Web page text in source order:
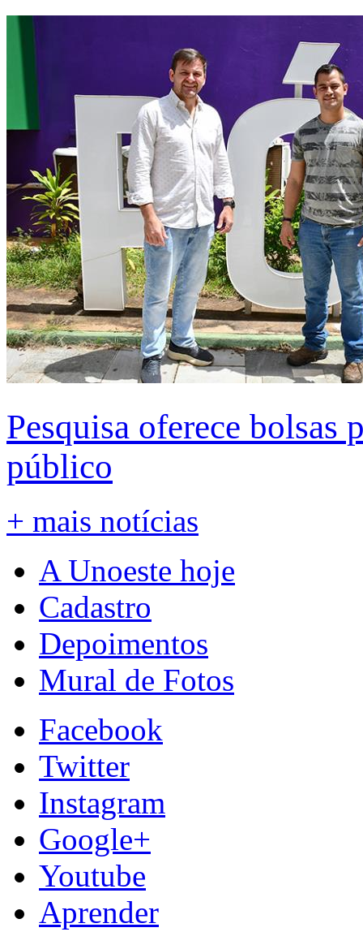
Pesquisa oferece bolsas
público
+ mais notícias
A Unoeste hoje
Cadastro
Depoimentos
Mural de Fotos
Facebook
Twitter
Instagram
Google+
Youtube
Aprender